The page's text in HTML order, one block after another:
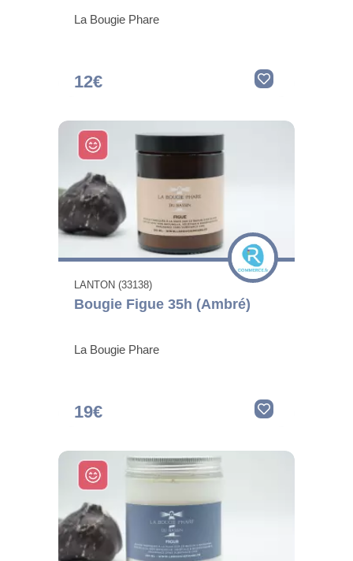
La Bougie Phare
12€
LANTON (33138)
Bougie Figue 35h (Ambré)
La Bougie Phare
19€